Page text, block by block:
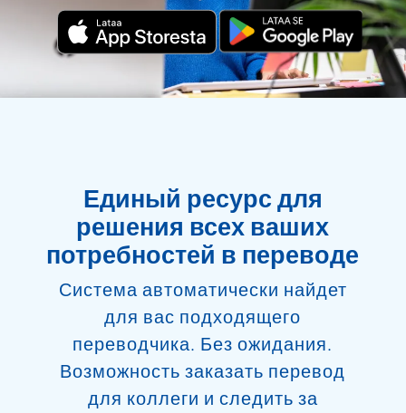
Единый ресурс для
решения всех ваших
потребностей в переводе
Система автоматически найдет
для вас подходящего
переводчика. Без ожидания.
Возможность заказать перевод
для коллеги и следить за